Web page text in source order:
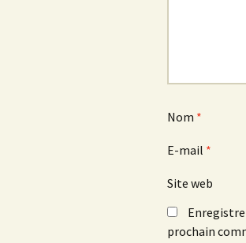
Nom *
E-mail *
Site web
prochain